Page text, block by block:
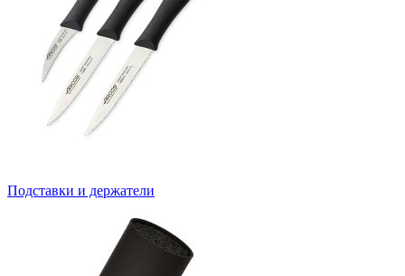
Подставки и держатели